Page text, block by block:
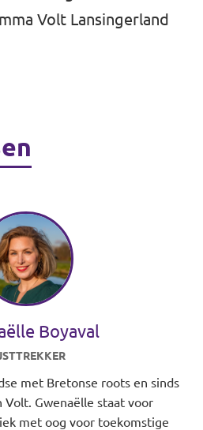
Volt Lansingerland
Boyaval
met Bretonse roots en sinds
Volt. Gwenaëlle staat voor
met oog voor toekomstige